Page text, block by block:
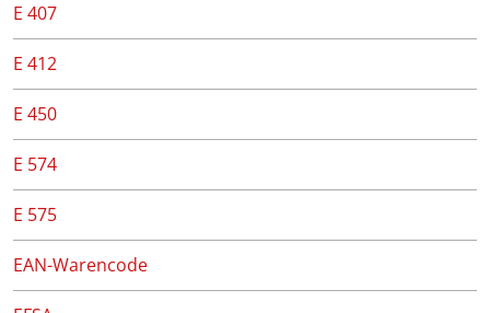
E 407
E 412
E 450
E 574
E 575
EAN-Warencode